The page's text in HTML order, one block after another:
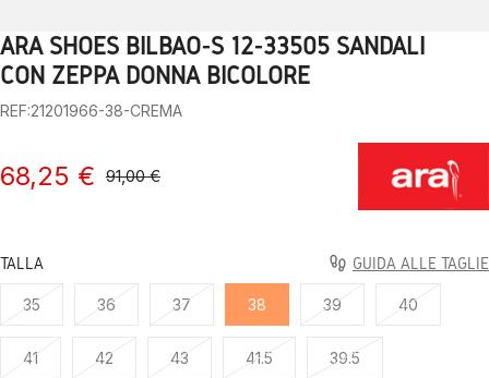
1 2 3 4 5 6 7 8 9 10
ARA SHOES BILBAO-S 12-33505 SANDALI
CON ZEPPA DONNA BICOLORE
REF:21201966-38-CREMA
68,25 € 91,00 €
TALLA GUIDA ALLE TAGLIE
35 36 37 38 39 40
41 42 43 41.5 39.5